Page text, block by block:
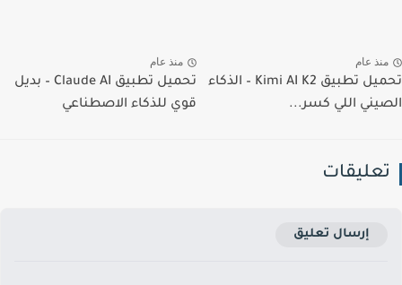
عام
تحميل تطبيق Kimi AI K2 – الذكاء
اللي كسر...
منذ عام
تحميل تطبيق Claude AI – بديل
قوي للذكاء الاصطناعي
إرسال تعليق